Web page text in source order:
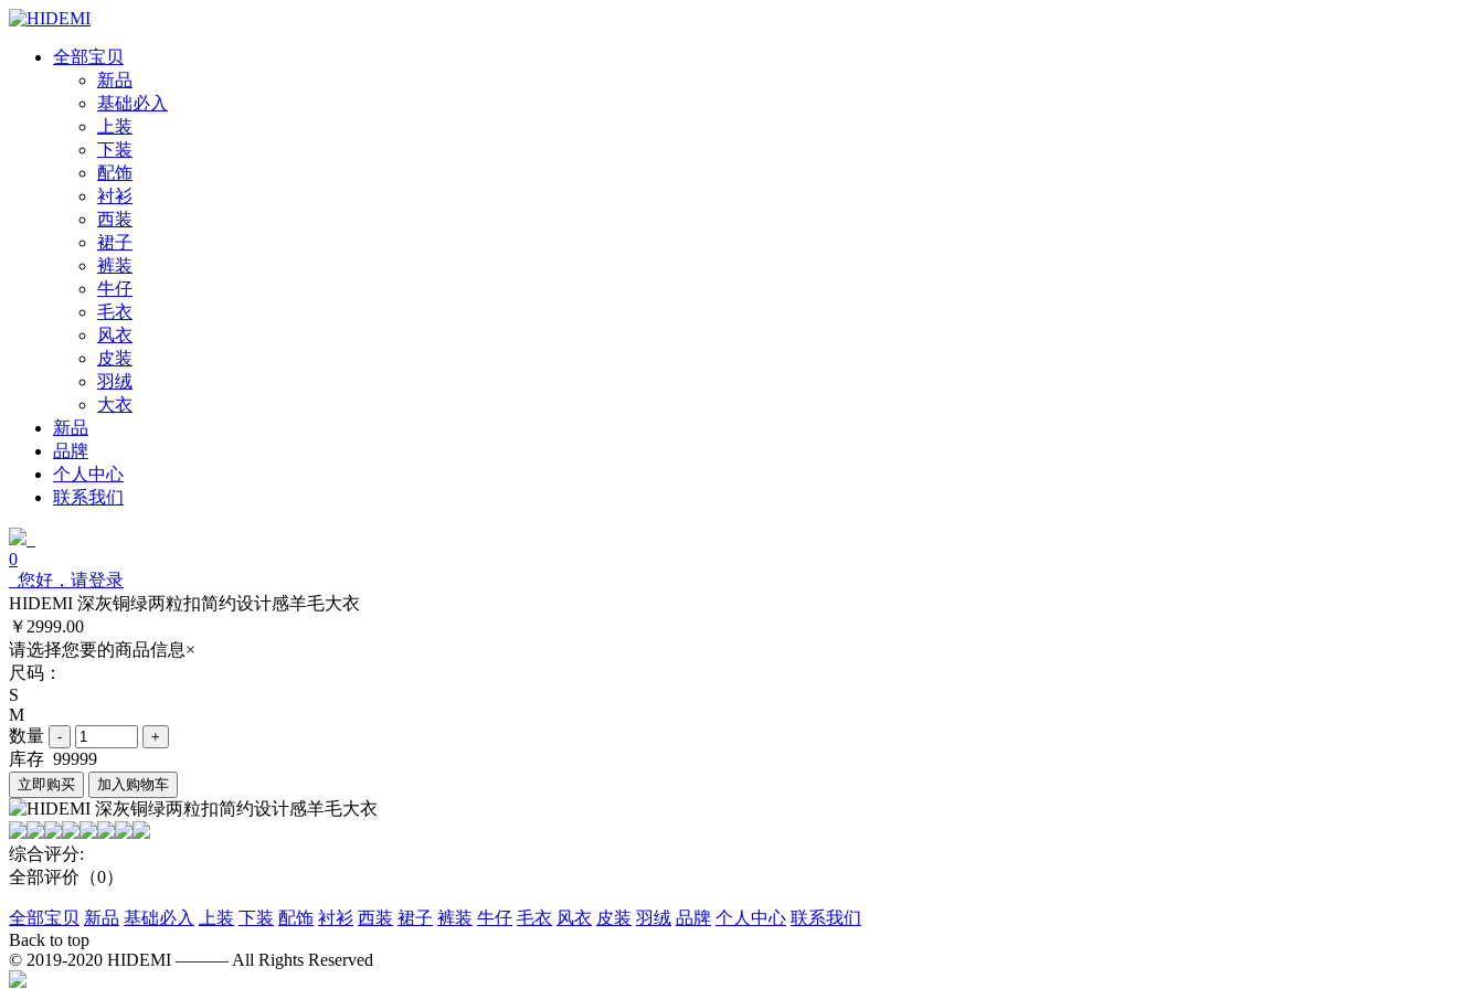
全部宝贝
新品
基础必入
上装
下装
配饰
衬衫
西装
裙子
裤装
牛仔
毛衣
风衣
皮装
羽绒
大衣
新品
品牌
个人中心
联系我们
0
您好，请登录
HIDEMI 深灰铜绿两粒扣简约设计感羊毛大衣
￥2999.00
请选择您要的商品信息×
尺码：
S
M
数量
库存 99999
立即购买 加入购物车
综合评分:
全部评价 （0）
全部宝贝 新品 基础必入 上装 下装 配饰 衬衫 西装 裙子 裤装 牛仔 毛衣 风衣 皮装 羽绒 品牌 个人中心 联系我们
Back to top
© 2019-2020 HIDEMI ——— All Rights Reserved